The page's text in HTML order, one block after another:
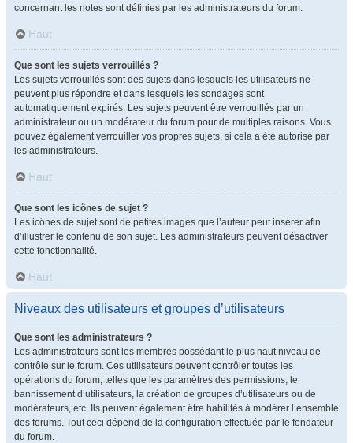
concernant les notes sont définies par les administrateurs du forum.
Haut
Que sont les sujets verrouillés ?
Les sujets verrouillés sont des sujets dans lesquels les utilisateurs ne
peuvent plus répondre et dans lesquels les sondages sont
automatiquement expirés. Les sujets peuvent être verrouillés par un
administrateur ou un modérateur du forum pour de multiples raisons. Vous
pouvez également verrouiller vos propres sujets, si cela a été autorisé par
les administrateurs.
Haut
Que sont les icônes de sujet ?
Les icônes de sujet sont de petites images que l’auteur peut insérer afin
d’illustrer le contenu de son sujet. Les administrateurs peuvent désactiver
cette fonctionnalité.
Haut
Niveaux des utilisateurs et groupes d’utilisateurs
Que sont les administrateurs ?
Les administrateurs sont les membres possédant le plus haut niveau de
contrôle sur le forum. Ces utilisateurs peuvent contrôler toutes les
opérations du forum, telles que les paramètres des permissions, le
bannissement d’utilisateurs, la création de groupes d’utilisateurs ou de
modérateurs, etc. Ils peuvent également être habilités à modérer l’ensemble
des forums. Tout ceci dépend de la configuration effectuée par le fondateur
du forum.